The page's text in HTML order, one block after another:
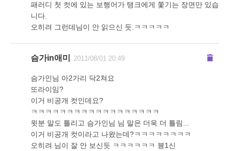
패러디 첫 컷에 있는 보행어가 탱크에게 쫓기는 장면만 있습
니다.
오히려 그런데님이 안 읽으신 듯.ㅋㅋㅋㅋㅋ
슴가in애미 2011/08/01 20:49
슴가인님 아2가리 닥2쳐요
또라이임?
이거 비공개 컷인데요?
ㅋㅋㅋㅋㅋㅋㅋㅋㅋㅋㅋㅋㅋㅋㅋㅋㅋㅋ
윗분 말도 틀리고 슴가인님 님 말은 더욱 더 틀림...
이거 비공개 컷이라고 나왔는데?ㅋㅋㅋㅋㅋㅋㅋㅋ
오히려 님이 잘 안 보신듯 ㅋㅋㅋㅋㅋㅋ 븅1신